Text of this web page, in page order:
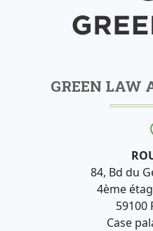
GREEN LAW
84, Bd du
4ème
59100
Case